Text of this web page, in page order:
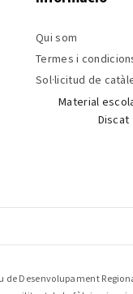
Qui som
Termes i
Sol·licitud de
Material
Discat
de Desenvolupament